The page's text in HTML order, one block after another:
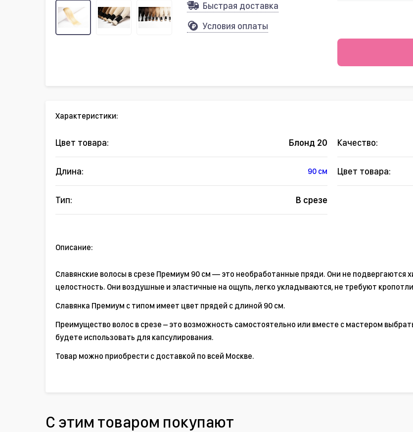
Быстрая доставка
Условия оплаты
Характеристики:
Цвет товара: Блонд 20 Качество:
Длина: 90 см Цвет товара:
Тип: В срезе
Описание:
Славянские волосы в срезе Премиум 90 см — это необработанные пряди. Они не подвергаются
целостность. Они воздушные и эластичные на ощупь, легко укладываются, не требуют
Славянка Премиум с типом имеет цвет прядей с длиной 90 см.
Преимущество волос в срезе – это возможность самостоятельно или вместе с мастером
будете использовать для капсулирования.
Товар можно приобрести с доставкой по всей Москве.
С этим товаром покупают